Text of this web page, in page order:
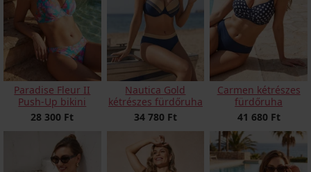
Paradise Fleur II
Push-Up bikini
28 300 Ft
Nautica Gold
kétrészes fürdőruha
34 780 Ft
Carmen kétrészes
fürdőruha
41 680 Ft